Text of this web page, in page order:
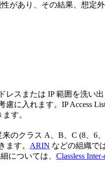
があり、その結果、想定
レスまたは IP 範囲を洗い
に入れます。IP Access
す。
来のクラス A、B、C (8、6
ます。 ARIN などの組織で
については、 Classless